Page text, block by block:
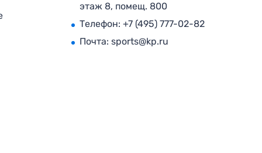
этаж 8, помещ. 800
Телефон: +7 (495) 777-02-82
Почта: sports@kp.ru